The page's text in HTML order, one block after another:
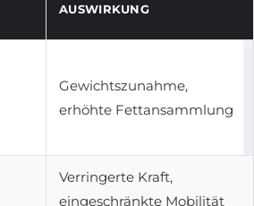
AUSWIRKUNG
Gewichtszunahme,
erhöhte Fettansammlung
Verringerte Kraft,
eingeschränkte Mobilität